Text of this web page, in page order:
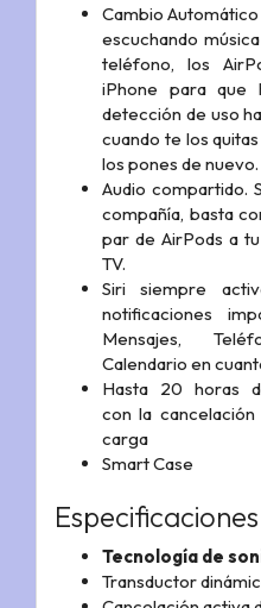
Cambio
escuchando
teléfono, los
iPhone para que
detección de uso
cuando te los
los pones de nuevo.
Audio compartido.
compañía, basta
par de AirPods a
TV.
Siri siempre
notificaciones
Mensajes,
Calendario en
Hasta 20 horas
con la
carga
Smart Case
Especificaciones
Tecnología de
Transductor